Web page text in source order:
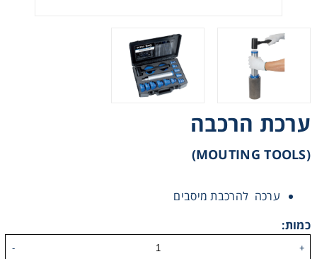
ערכת הרכבה
(MOUTING TOOLS)
ערכה להרכבת מיסבים
כמות:
+
-
פיקוד ובקרה
רשתות ואביזרי מסוע